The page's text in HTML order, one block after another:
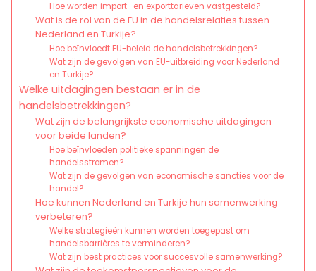
Hoe worden import- en exporttarieven vastgesteld?
Wat is de rol van de EU in de handelsrelaties tussen
Nederland en Turkije?
Hoe beïnvloedt EU-beleid de handelsbetrekkingen?
Wat zijn de gevolgen van EU-uitbreiding voor Nederland
en Turkije?
Welke uitdagingen bestaan er in de
handelsbetrekkingen?
Wat zijn de belangrijkste economische uitdagingen
voor beide landen?
Hoe beïnvloeden politieke spanningen de
handelsstromen?
Wat zijn de gevolgen van economische sancties voor de
handel?
Hoe kunnen Nederland en Turkije hun samenwerking
verbeteren?
Welke strategieën kunnen worden toegepast om
handelsbarrières te verminderen?
Wat zijn best practices voor succesvolle samenwerking?